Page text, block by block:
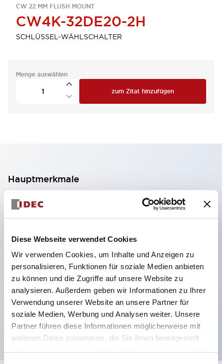
Diese Webseite verwendet Cookies
Wir verwenden Cookies, um Inhalte und Anzeigen zu
personalisieren, Funktionen für soziale Medien anbieten
zu können und die Zugriffe auf unsere Website zu
analysieren. Außerdem geben wir Informationen zu Ihrer
Verwendung unserer Website an unsere Partner für
soziale Medien, Werbung und Analysen weiter. Unsere
Partner führen diese Informationen möglicherweise mit
weiteren Daten zusammen, die Sie ihnen bereitgestellt
CW 22 MM FLUSH MOUNT
CW4K-32DE20-2H
SCHLÜSSEL-WÄHLSCHALTER
Menge auswählen
zum Zitat hinzufügen
Hauptmerkmale
2-Kontakt-Block mit 2 Stufen, ermöglicht eine 4-
Kontakt-Konfiguration (Gewährleistung der
Isolierung zwischen den 2 Kontakten).
59,9 mm (※ 22-stufiger Kontaktblock).
Platzsparendes Design möglich.
Sicherheitsstruktur der 3. Generation: 2-Aktions-
Freisetzung, integrierter Schutz, IP20-
Fingerschutzstruktur